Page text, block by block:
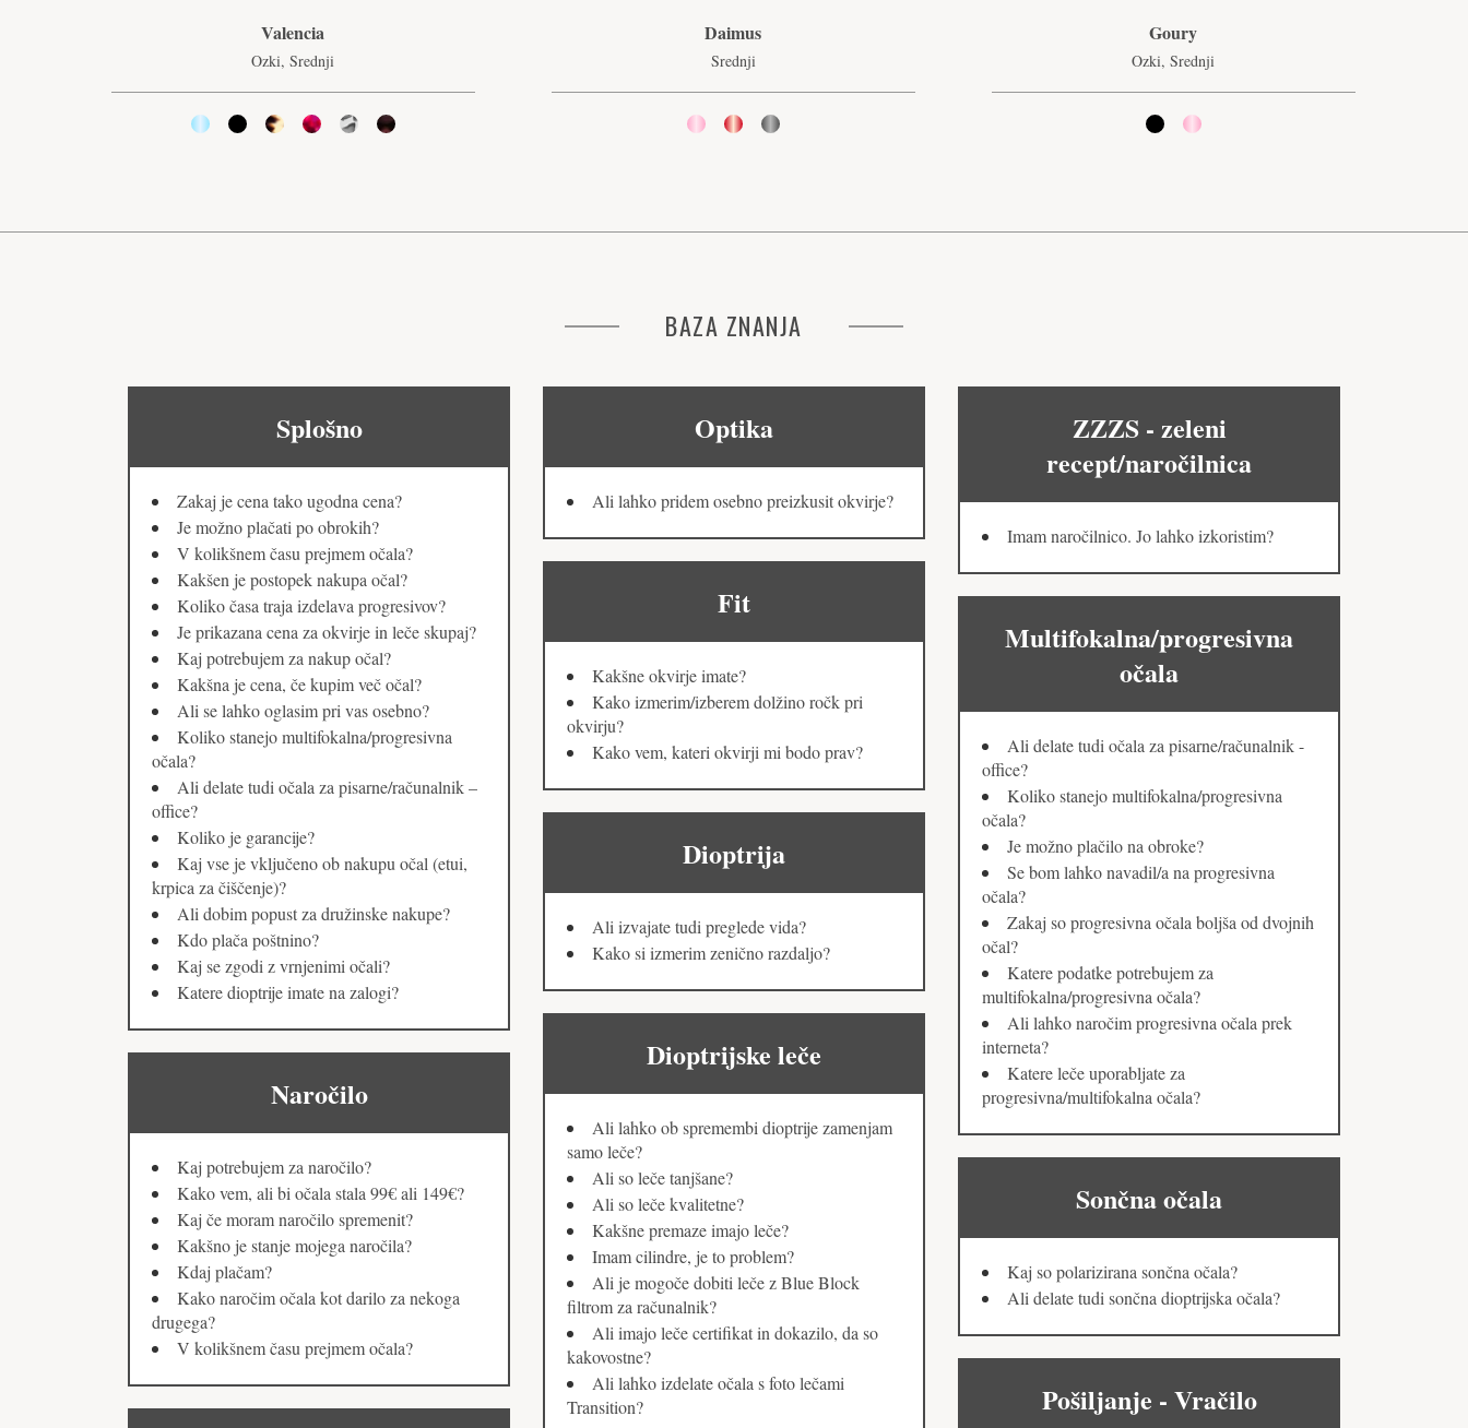
Valencia
Ozki, Srednji
Daimus
Srednji
Goury
Ozki, Srednji
BAZA ZNANJA
Splošno
Zakaj je cena tako ugodna cena?
Je možno plačati po obrokih?
V kolikšnem času prejmem očala?
Kakšen je postopek nakupa očal?
Koliko časa traja izdelava progresivov?
Je prikazana cena za okvirje in leče skupaj?
Kaj potrebujem za nakup očal?
Kakšna je cena, če kupim več očal?
Ali se lahko oglasim pri vas osebno?
Koliko stanejo multifokalna/progresivna
očala?
Ali delate tudi očala za pisarne/računalnik –
office?
Koliko je garancije?
Kaj vse je vključeno ob nakupu očal (etui,
krpica za čiščenje)?
Ali dobim popust za družinske nakupe?
Kdo plača poštnino?
Kaj se zgodi z vrnjenimi očali?
Katere dioptrije imate na zalogi?
Naročilo
Kaj potrebujem za naročilo?
Kako vem, ali bi očala stala 99€ ali 149€?
Kaj če moram naročilo spremenit?
Kakšno je stanje mojega naročila?
Kdaj plačam?
Kako naročim očala kot darilo za nekoga
drugega?
V kolikšnem času prejmem očala?
Optika
Ali lahko pridem osebno preizkusit okvirje?
Fit
Kakšne okvirje imate?
Kako izmerim/izberem dolžino ročk pri
okvirju?
Kako vem, kateri okvirji mi bodo prav?
Dioptrija
Ali izvajate tudi preglede vida?
Kako si izmerim zenično razdaljo?
Dioptrijske leče
Ali lahko ob spremembi dioptrije zamenjam
samo leče?
Ali so leče tanjšane?
Ali so leče kvalitetne?
Kakšne premaze imajo leče?
Imam cilindre, je to problem?
Ali je mogoče dobiti leče z Blue Block
filtrom za računalnik?
Ali imajo leče certifikat in dokazilo, da so
kakovostne?
Ali lahko izdelate očala s foto lečami
Transition?
ZZZS - zeleni
recept/naročilnica
Imam naročilnico. Jo lahko izkoristim?
Multifokalna/progresivna
očala
Ali delate tudi očala za pisarne/računalnik -
office?
Koliko stanejo multifokalna/progresivna
očala?
Je možno plačilo na obroke?
Se bom lahko navadil/a na progresivna
očala?
Zakaj so progresivna očala boljša od dvojnih
očal?
Katere podatke potrebujem za
multifokalna/progresivna očala?
Ali lahko naročim progresivna očala prek
interneta?
Katere leče uporabljate za
progresivna/multifokalna očala?
Sončna očala
Kaj so polarizirana sončna očala?
Ali delate tudi sončna dioptrijska očala?
Pošiljanje - Vračilo